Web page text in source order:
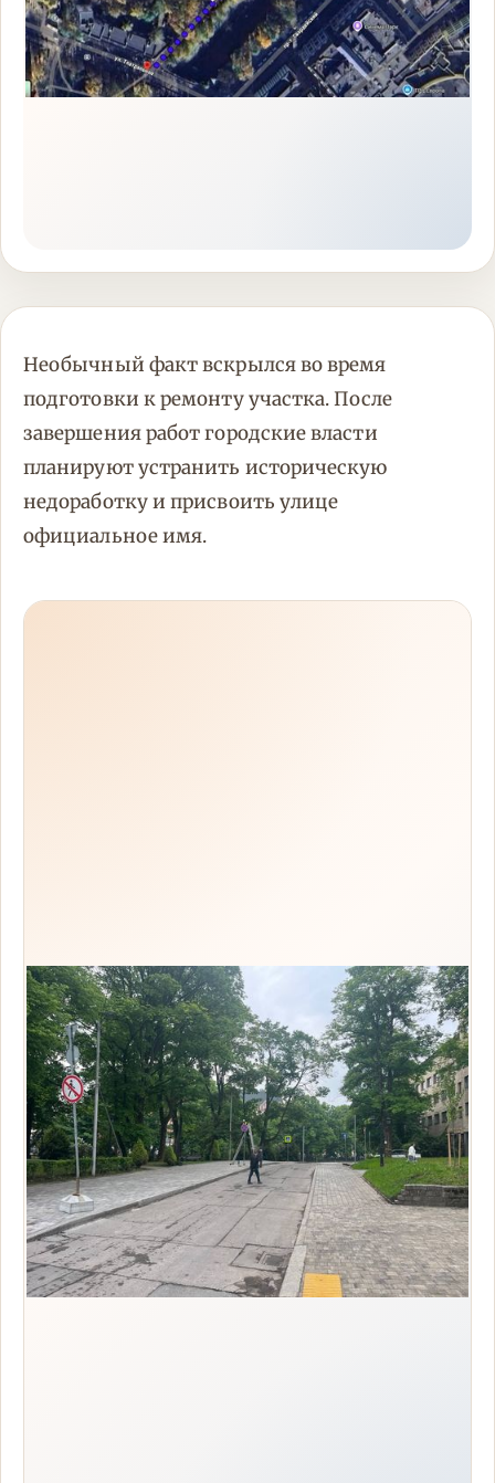
Необычный факт вскрылся во время
подготовки к ремонту участка. После
завершения работ городские власти
планируют устранить историческую
недоработку и присвоить улице
официальное имя.